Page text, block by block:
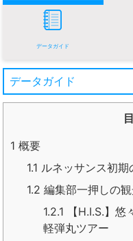
データガイド
データガイド
1 概要
1.1 ルネッサンス初期
1.2 編集部一押しの
1.2.1 【H.I.S.】
軽弾丸ツアー